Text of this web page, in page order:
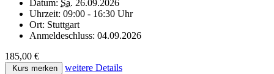
Datum: Sa. 26.09.2026
Uhrzeit: 09:00 - 16:30 Uhr
Ort: Stuttgart
Anmeldeschluss: 04.09.2026
185,00 €
Kurs merken
weitere Details